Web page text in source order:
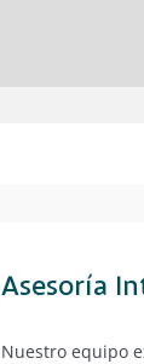
Asesoría
Nuestro equipo